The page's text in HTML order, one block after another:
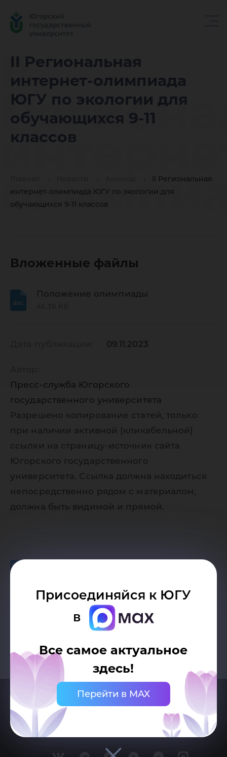
II Региональная
интернет-олимпиада
ЮГУ по экологии для
обучающихся 9-11
классов
II Региональная
интернет-олимпиада ЮГУ по экологии для
обучающихся 9-11 классов
II
9-11
Присоединяйся к ЮГУ
в
Все самое актуальное
здесь!
Перейти в MAX
Вложенные файлы
Положение олимпиады
09.11.2023
Пресс-служба Югорского
государственного университета
Разрешено копирование статей, только
при наличии активной (кликабельной)
ссылки на страницу-источник сайта
Югорского государственного
университета. Ссылка должна находиться
непосредственно рядом с материалом,
должна быть видимой и прямой.
Возврат к списку